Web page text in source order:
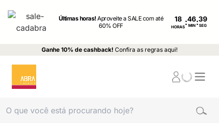
Últimas horas!Aproveite a SALE com até
60% OFF
18
HORAS: MIN : SEG
Ganhe 10% de cashback! Confira as regras aqui!